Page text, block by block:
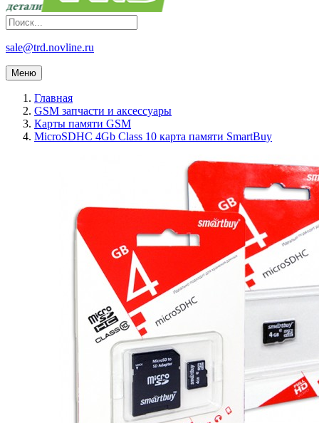
sale@trd.novline.ru
Меню
Главная
GSM запчасти и аксессуары
Карты памяти GSM
MicroSDHC 4Gb Class 10 карта памяти SmartBuy